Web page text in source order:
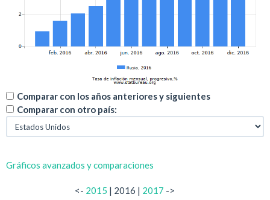
Comparar con los años anteriores y siguientes
Comparar con otro país:
Gráficos avanzados y comparaciones
<- 2015 | 2016 | 2017 ->